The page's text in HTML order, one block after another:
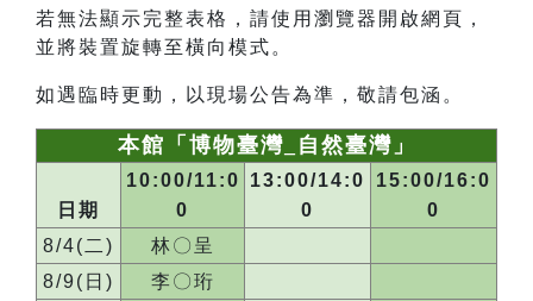
若無法顯示完整表格，請使用瀏覽器開啟網頁，
並將裝置旋轉至橫向模式。
如遇臨時更動，以現場公告為準，敬請包涵。
本館「博物臺灣_自然臺灣」
日期
10:00/11:0
0
13:00/14:0
0
15:00/16:0
0
8/4(二)
林〇呈
8/9(日)
李〇珩